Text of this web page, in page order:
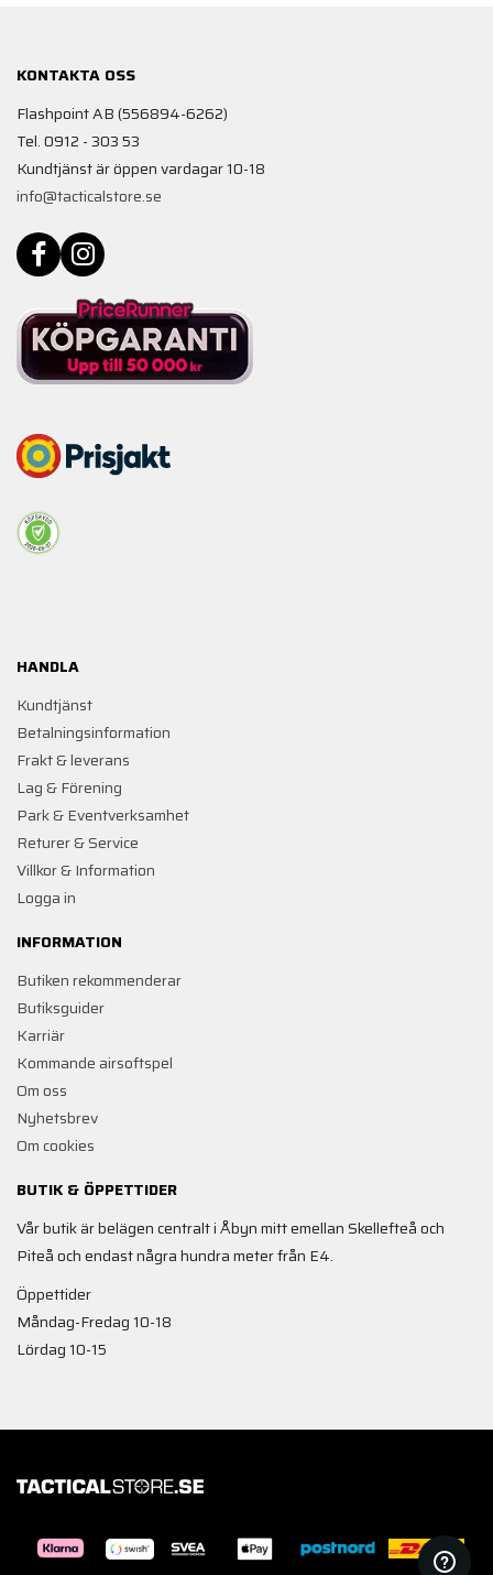
KONTAKTA OSS
Flashpoint AB (556894-6262)
Tel. 0912 - 303 53
Kundtjänst är öppen vardagar 10-18
info@tacticalstore.se
HANDLA
Kundtjänst
Betalningsinformation
Frakt & leverans
Lag & Förening
Park & Eventverksamhet
Returer & Service
Villkor & Information
Logga in
INFORMATION
Butiken rekommenderar
Butiksguider
Karriär
Kommande airsoftspel
Om oss
Nyhetsbrev
Om cookies
BUTIK & ÖPPETTIDER
Vår butik är belägen centralt i Åbyn mitt emellan Skellefteå och
Piteå och endast några hundra meter från E4.
Öppettider
Måndag-Fredag 10-18
Lördag 10-15